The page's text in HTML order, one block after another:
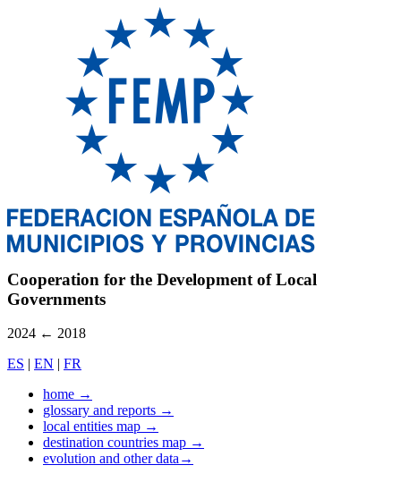
Cooperation for the Development of Local
Governments
2024 ← 2018
ES | EN | FR
home →
glossary and reports →
local entities map →
destination countries map →
evolution and other data→